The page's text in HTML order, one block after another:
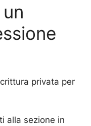
privata per
alla sezione in